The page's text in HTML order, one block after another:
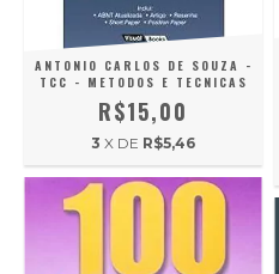
ANTONIO CARLOS DE SOUZA -
TCC - METODOS E TECNICAS
R$15,00
3 X DE R$5,46